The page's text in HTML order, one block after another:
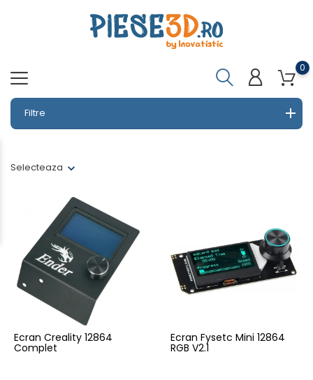
0
Filtre
Selecteaza
Ecran Creality 12864
Complet
Ecran Fysetc Mini 12864
RGB V2.1